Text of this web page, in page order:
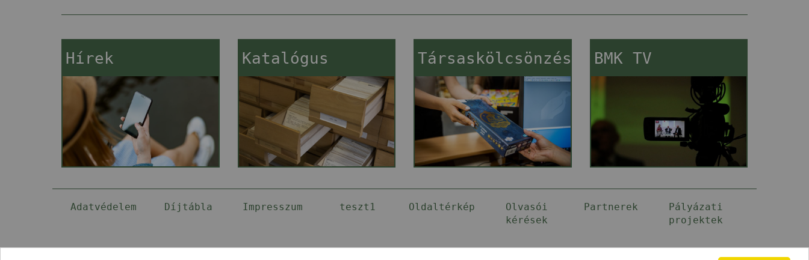
Hírek Katalógus Társaskölcsönzés BMK TV
Adatvédelem Díjtábla Impresszum teszt1 Oldaltérkép
Olvasói
kérések
Partnerek
Pályázati
projektek